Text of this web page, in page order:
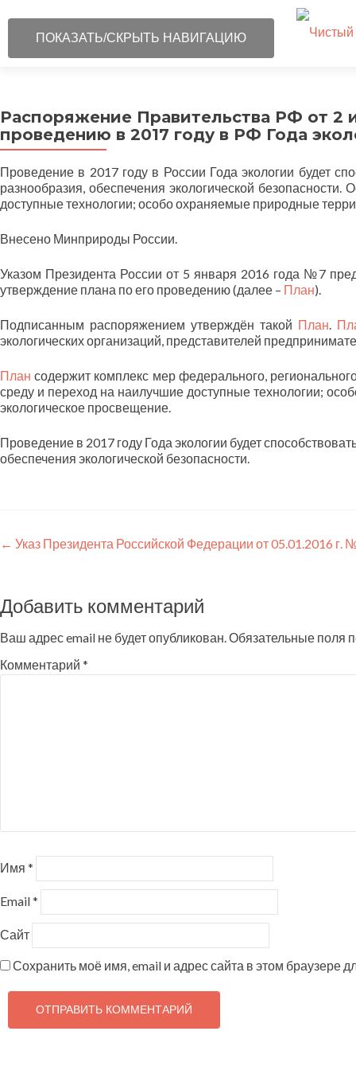
ПОКАЗАТЬ/СКРЫТЬ НАВИГАЦИЮ
Распоряжение Правительства РФ от 2
проведению в 2017 году в РФ Года
Проведение в 2017 году в России Года экологии будет
разнообразия, обеспечения экологической
доступные технологии; особо охраняемые природные
Внесено Минприроды России.
Указом Президента России от 5 января 2016 года №7
утверждение плана по его проведению (далее – План).
Подписанным распоряжением утверждён такой План.
экологических организаций, представителей
План содержит комплекс мер федерального,
среду и переход на наилучшие доступные технологии;
экологическое просвещение.
Проведение в 2017 году Года экологии будет
обеспечения экологической безопасности.
Навигация
записям
← Указ Президента Российской Федерации от 05.01.2016
Добавить комментарий
Ваш адрес email не будет опубликован.Обязательные поля
Комментарий *
Имя *
Email*
Сайт
Сохранить моё имя, email и адрес сайта в этом браузере